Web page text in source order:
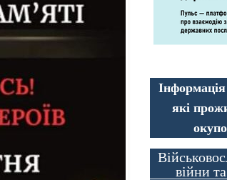
які
війни